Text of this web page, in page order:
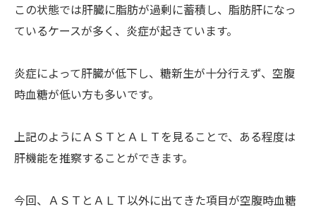
この状態では肝臓に脂肪が過剰に蓄積し、脂肪肝になっ
ているケースが多く、炎症が起きています。
炎症によって肝臓が低下し、糖新生が十分行えず、空腹
時血糖が低い方も多いです。
上記のようにＡＳＴとＡＬＴを見ることで、ある程度は
肝機能を推察することができます。
今回、ＡＳＴとＡＬＴ以外に出てきた項目が空腹時血糖